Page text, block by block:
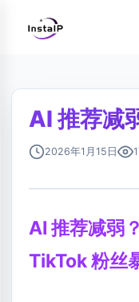
AI 推荐减
2026年1月15日
AI 推荐减弱
TikTok 粉丝